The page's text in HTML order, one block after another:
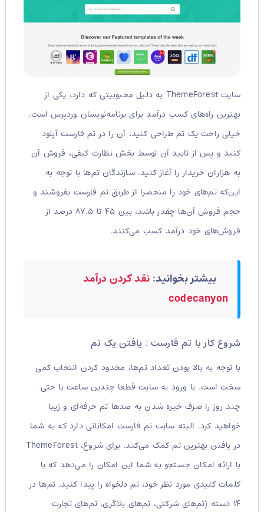
سایت ThemeForest به دلیل محبوبیتی که دارد، یکی از
بهترین راه‌های کسب درآمد برای برنامه‌نویسان وردپرس است.
خیلی راحت یک تم طراحی کنید، آن را در تم فارست آپلود
کنید و پس از تایید آن توسط بخش نظارت کیفی، فروش آن
به هزاران خریدار را آغاز کنید. سازندگان تم‌ها با توجه به
این‌که تم‌های خود را منحصرا از طریق تم فارست بفروشند و
حجم فروش آن‌ها چقدر باشد، بین ۴۵ تا ۸۷.۵ درصد از
فروش‌های خود درآمد کسب می‌کنند.
بیشتر بخوانید:نقد کردن درآمد
codecanyon
شروع کار با تم فارست : یافتن یک تم
با توجه به بالا بودن تعداد تم‌ها، محدود کردن انتخاب کمی
سخت است. با ورود به سایت قطعا چندین ساعت یا حتی
چند روز را صرف خیره شدن به صدها تم حرفه‌ای و زیبا
خواهید کرد. البته سایت تم فارست امکاناتی دارد که به شما
در یافتن بهترین تم کمک می‌کند. برای شروع، ThemeForest
با ارائه امکان جستجو به شما این امکان را می‌دهد که با
کلمات کلیدی مورد نظر خود، تم دلخواه را پیدا کنید. تم‌ها در
۱۴ دسته (تم‌های شرکتی، تم‌های بلاگری، تم‌های تجارت